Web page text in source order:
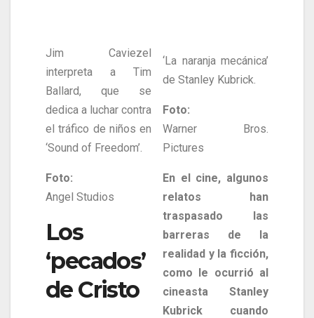
Jim Caviezel
interpreta a Tim
Ballard, que se
dedica a luchar contra
el tráfico de niños en
‘Sound of Freedom’.
Foto:
Angel Studios
Los
‘pecados’
de Cristo
‘La naranja mecánica’
de Stanley Kubrick.
Foto:
Warner Bros.
Pictures
En el cine, algunos
relatos han
traspasado las
barreras de la
realidad y la ficción,
como le ocurrió al
cineasta Stanley
Kubrick cuando